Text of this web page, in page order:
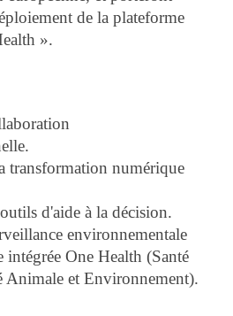
de la plateforme
».
transformation numérique
d'aide à la décision.
environnementale
intégrée One Health (Santé
Animale et Environnement).